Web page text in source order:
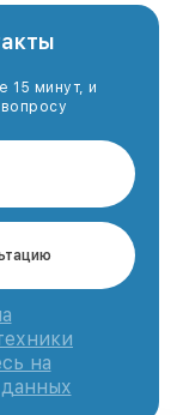
15 минут, и
на